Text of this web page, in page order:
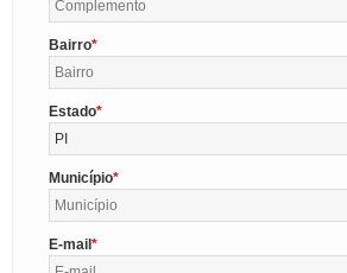
Bairro
Estado
PI
Município
E-mail